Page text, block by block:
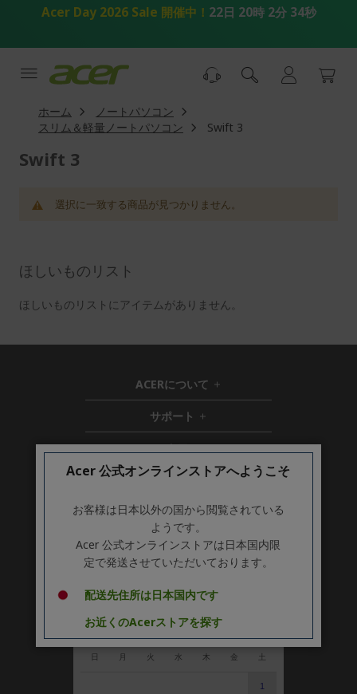
Acer Day 2026 Sale 開催中！ 22日 20時 2分 34秒
ホーム
ノートパソコン
スリム＆軽量ノートパソコン
Swift 3
Swift 3
選択に一致する商品が見つかりません。
ほしいものリスト
ほしいものリストにアイテムがありません。
ACERについて h
i
d
e
n
サポート
h
i
d
d
ストアh
i
e
n
アカウント
d
e
n
Stay Connected
営業日カレンダー
＜ 2026 年 8月
日 月 火 水 木 金 土
1
Acer 公式オンラインストアへようこそ
お客様は日本以外の国から閲覧されている
ようです。
Acer 公式オンラインストアは日本国内限
定で発送させていただいております。
配送先住所は日本国内です
お近くのAcerストアを探す